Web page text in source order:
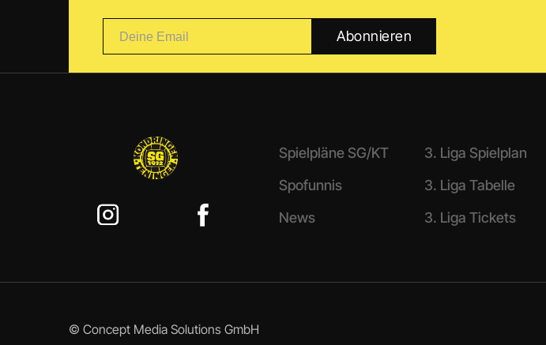
Spielpläne SG/KT
Spofunnis
News
3. Liga Spielplan
3. Liga Tabelle
3. Liga Tickets
© Concept Media Solutions GmbH